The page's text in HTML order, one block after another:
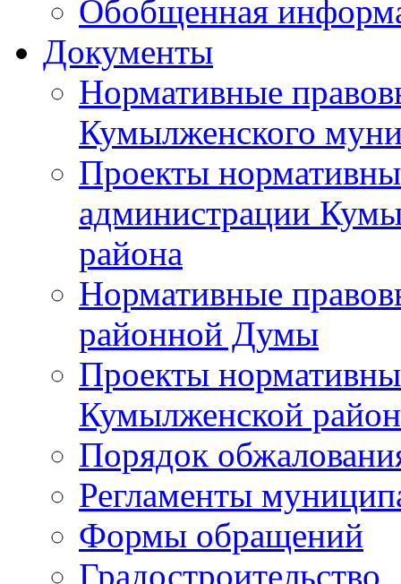
Обобщенная
Документы
Нормативные
Кумылженского
Проекты
администрации
района
Нормативные
районной Думы
Проекты
Кумылженской
Порядок
Регламенты
Формы обращений
Градостроительство